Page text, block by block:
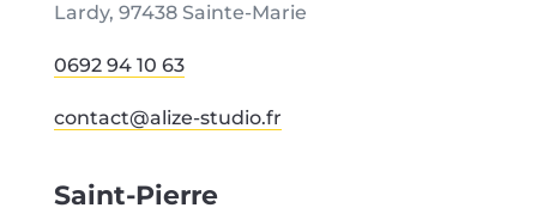
Lardy, 97438 Sainte-Marie
0692 94 10 63
contact@alize-studio.fr
Saint-Pierre